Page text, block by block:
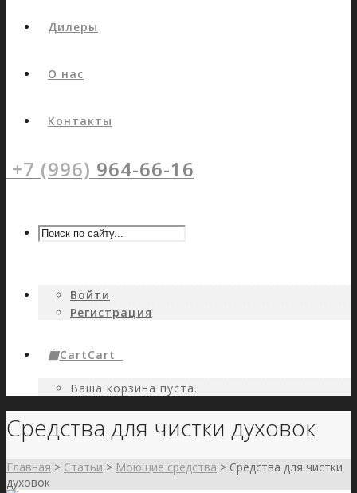
Дилеры
О нас
Контакты
+7 (996) 964-66-16
Войти
Регистрация
CartCart
Ваша корзина пуста.
Средства для чистки духовок
Главная > Статьи > Моющие средства > Средства для чистки
духовок